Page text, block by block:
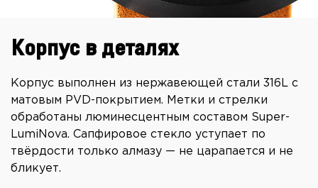
Корпус в деталях
Корпус выполнен из нержавеющей стали 316L с
матовым PVD-покрытием. Метки и стрелки
обработаны люминесцентным составом Super-
LumiNova. Сапфировое стекло уступает по
твёрдости только алмазу — не царапается и не
бликует.